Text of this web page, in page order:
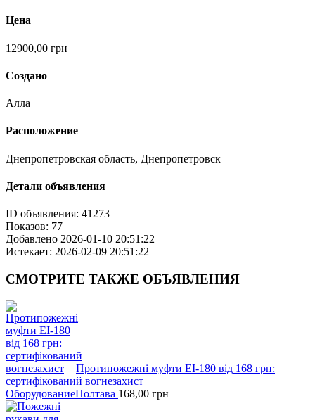
Цена
12900,00 грн
Создано
Алла
Расположение
Днепропетровская область, Днепропетровск
Детали объявления
ID объявления: 41273
Показов: 77
Добавлено 2026-01-10 20:51:22
Истекает: 2026-02-09 20:51:22
СМОТРИТЕ ТАКЖЕ ОБЪЯВЛЕНИЯ
Протипожежні муфти EI-180 вiд 168 гpн:
сертифікований вогнезахист
ОборудованиеПолтава 168,00 грн